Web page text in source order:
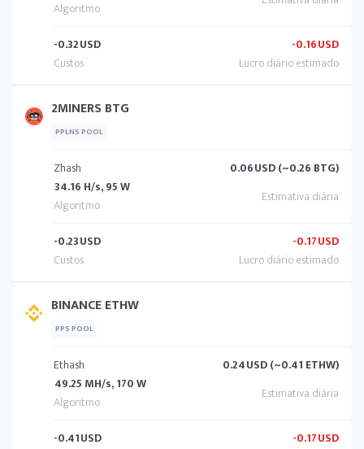
-0.32USD -0.16USD
2MINERS BTG
PPLNS POOL
Zhash
34.16 H/s, 95 W
0.06USD (~0.26 BTG)
-0.23USD -0.17USD
BINANCE ETHW
PPS POOL
Ethash
49.25 MH/s, 170 W
0.24USD (~0.41 ETHW)
-0.41USD -0.17USD